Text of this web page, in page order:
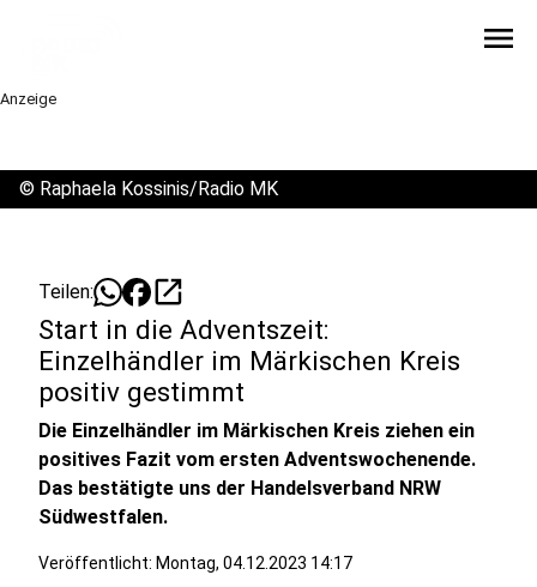
menu
Anzeige
© Raphaela Kossinis/Radio MK
Teilen: open_in_new
Start in die Adventszeit:
Einzelhändler im Märkischen Kreis
positiv gestimmt
Die Einzelhändler im Märkischen Kreis ziehen ein
positives Fazit vom ersten Adventswochenende.
Das bestätigte uns der Handelsverband NRW
Südwestfalen.
Veröffentlicht: Montag, 04.12.2023 14:17